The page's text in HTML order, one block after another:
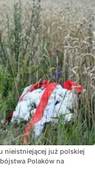
nieistniejącej już polskiej
Polaków na